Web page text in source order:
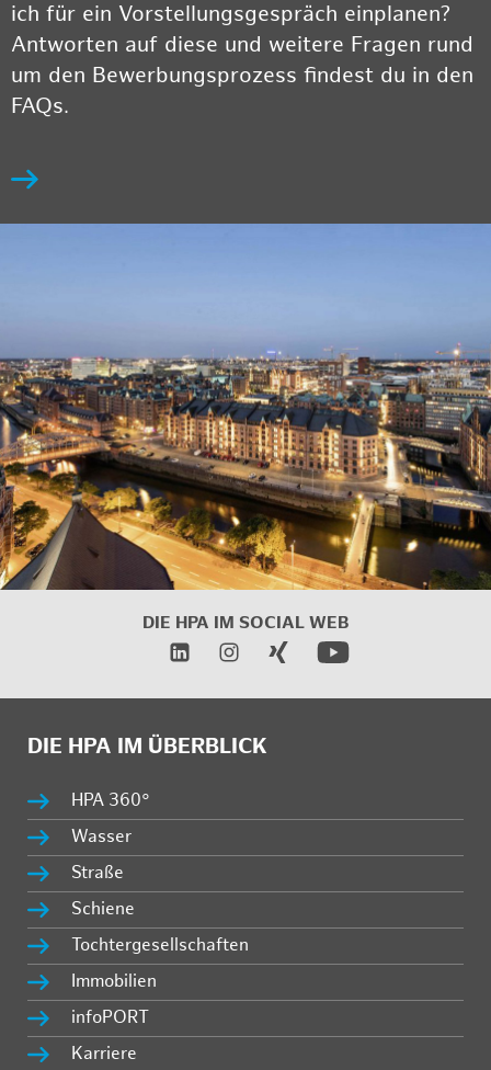
ich für ein Vorstellungsgespräch einplanen?
Antworten auf diese und weitere Fragen rund
um den Bewerbungsprozess findest du in den
FAQs.
DIE HPA IM SOCIAL WEB
DIE HPA IM ÜBERBLICK
HPA 360°
Wasser
Straße
Schiene
Tochtergesellschaften
Immobilien
infoPORT
Karriere